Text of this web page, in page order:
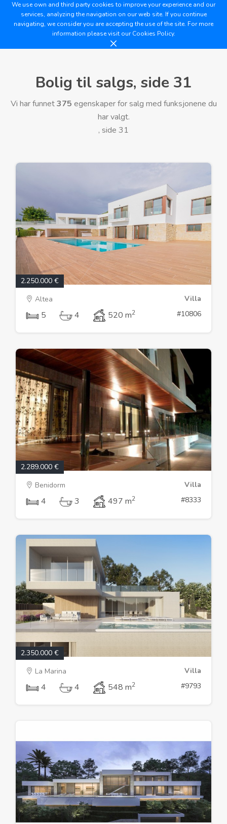
We use own and third party cookies to improve your experience and our
services, analyzing the navigation on our web site. If you continue
navigating, we consider you are accepting the use of the site. For more
information please visit ourCookies Policy.
Bolig til salgs, side 31
Vi har funnet375 egenskaper for salg med funksjonene du
har valgt.
, side 31
2.250.000 €
Altea
Villa
5 4 520 m2 #10806
2.289.000 €
Benidorm
Villa
4 3 497 m2 #8333
2.350.000 €
La Marina
Villa
4 4 548 m2 #9793